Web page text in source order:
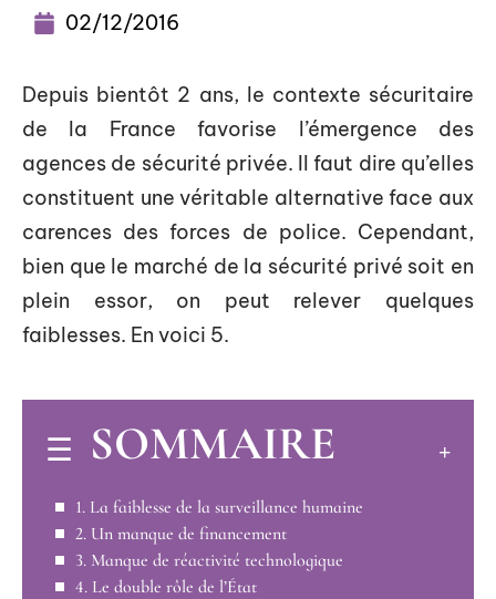
02/12/2016
Depuis bientôt 2 ans, le contexte sécuritaire
de la France favorise l’émergence des
agences de sécurité privée. Il faut dire qu’elles
constituent une véritable alternative face aux
carences des forces de police. Cependant,
bien que le marché de la sécurité privé soit en
plein essor, on peut relever quelques
faiblesses. En voici 5.
SOMMAIRE
1. La faiblesse de la surveillance humaine
2. Un manque de financement
3. Manque de réactivité technologique
4. Le double rôle de l’État